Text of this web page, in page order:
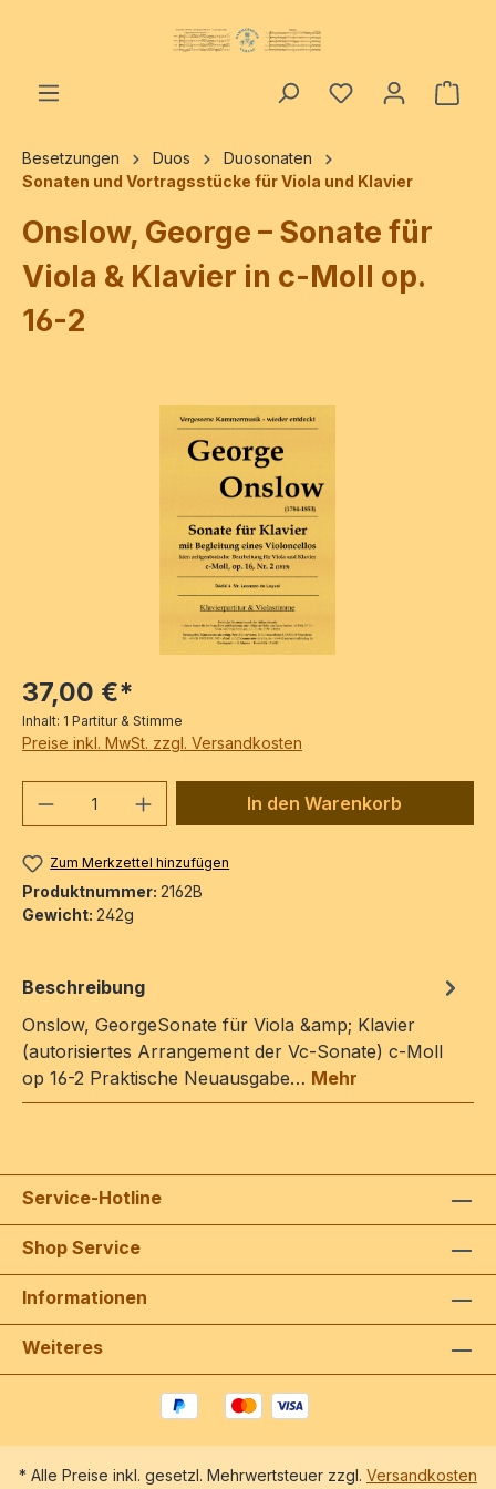
Besetzungen Duos
Duosonaten
Sonaten und Vortragsstücke für Viola und Klavier
Onslow, George – Sonate für
Viola & Klavier in c-Moll op.
16-2
Bildergalerie überspringen
37,00 €*
Inhalt: 1 Partitur & Stimme
Preise inkl. MwSt. zzgl. Versandkosten
Produkt Anzahl: Gib denIn den Warenkorb
Zum Merkzettel hinzufügen
Produktnummer: 2162B
Gewicht: 242g
Beschreibung
Onslow, GeorgeSonate für Viola &amp; Klavier
(autorisiertes Arrangement der Vc-Sonate) c-Moll
op 16-2 Praktische Neuausgabe… Mehr
Service-Hotline
Shop Service
Informationen
Weiteres
* Alle Preise inkl. gesetzl. Mehrwertsteuer zzgl. Versandkosten